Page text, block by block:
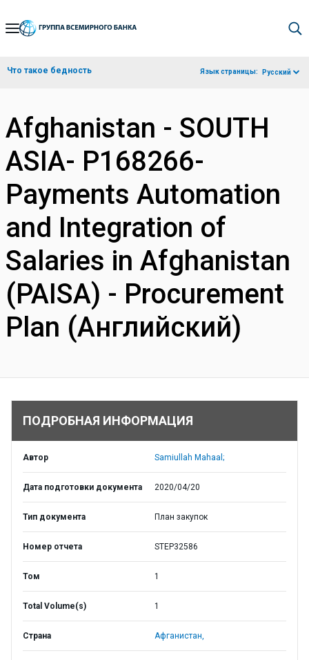
Skip
Navigation
Что такое бедность Язык страницы: Русский
Afghanistan - SOUTH
ASIA- P168266-
Payments Automation
and Integration of
Salaries in Afghanistan
(PAISA) - Procurement
Plan (Английский)
ПОДРОБНАЯ ИНФОРМАЦИЯ
Автор Samiullah Mahaal;
Дата подготовки документа 2020/04/20
Тип документа План закупок
Номер отчета STEP32586
Том 1
Total Volume(s) 1
Страна Афганистан,